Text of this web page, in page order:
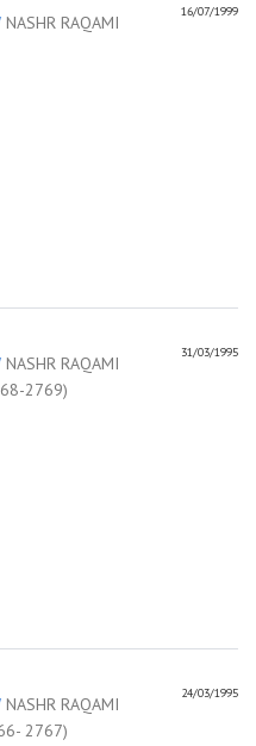
16/07/1999
NASHR RAQAMI
31/03/1995
NASHR RAQAMI
2769)
24/03/1995
NASHR RAQAMI
2767)